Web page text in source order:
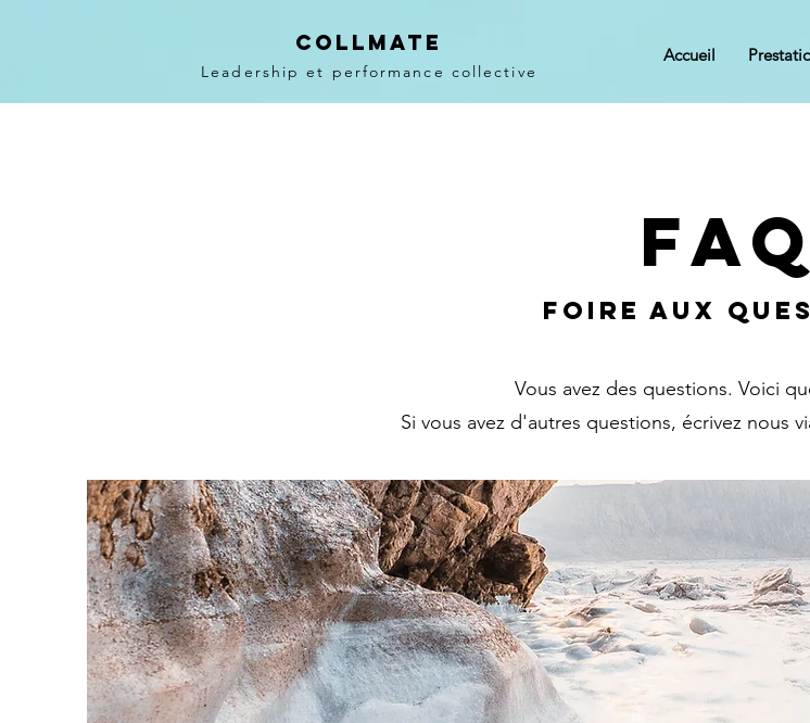
COLLMATE
Leadership et performance collective
Accueil
FAQ
FOIRE Aux
Vous avez des questions. Voici
Si vous avez d'autres questions, écrivez nous